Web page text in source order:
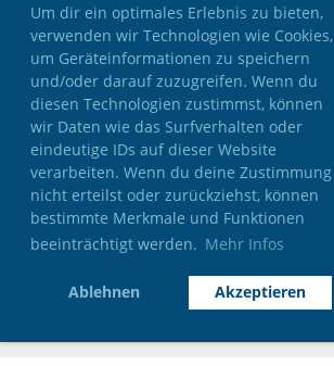
Um dir ein optimales Erlebnis zu bieten,
verwenden wir Technologien wie Cookies,
um Geräteinformationen zu speichern
und/oder darauf zuzugreifen. Wenn du
diesen Technologien zustimmst, können
wir Daten wie das Surfverhalten oder
eindeutige IDs auf dieser Website
verarbeiten. Wenn du deine Zustimmung
nicht erteilst oder zurückziehst, können
bestimmte Merkmale und Funktionen
beeinträchtigt werden. Mehr Infos
Ablehnen Akzeptieren